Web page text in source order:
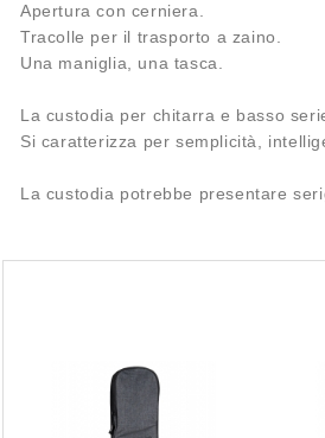
Apertura con cerniera.
Tracolle per il trasporto a zaino.
Una maniglia, una tasca.
La custodia per chitarra e basso
Si caratterizza per semplicità,
La custodia potrebbe presentare